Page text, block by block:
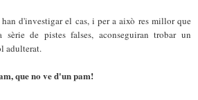
d'investigar el cas, i per a això res millor que
sèrie de pistes falses, aconseguiran trobar un
adulterat.
que no ve d'un pam!